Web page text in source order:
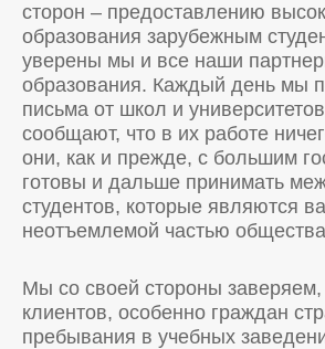
сторон – предоставлению
образования зарубежным
уверены мы и все наши
образования. Каждый день мы
письма от школ и
сообщают, что в их работе
они, как и прежде, с большим
готовы и дальше принимать
студентов, которые являются
неотъемлемой частью
Мы со своей стороны
клиентов, особенно граждан
пребывания в учебных